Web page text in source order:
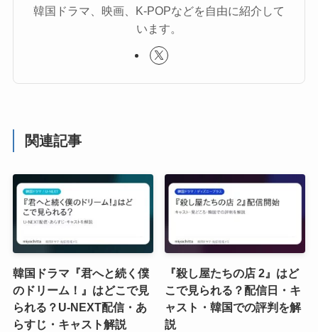
韓国ドラマ、映画、K-POPなどを自由に紹介して
います。
関連記事
韓国ドラマ『君へと続く僕
のドリーム！』はどこで見
られる？U-NEXT配信・あ
らすじ・キャスト解説
『殺し屋たちの店 2』はど
こで見られる？配信日・キ
ャスト・韓国での評判を解
説